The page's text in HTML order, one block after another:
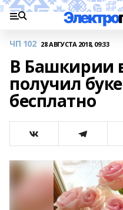
ЧП 102 28 АВГУСТА 2018, 09:33
В Башкирии
получил
бесплатно